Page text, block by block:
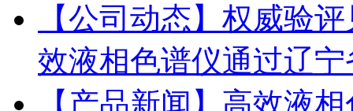
【公司动态】权威验
效液相色谱仪通过辽
【产品新闻】高效液